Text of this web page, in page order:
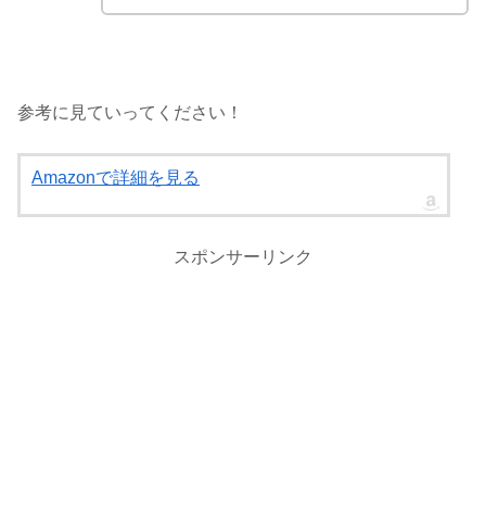
参考に見ていってください！
Amazonで詳細を見る
スポンサーリンク